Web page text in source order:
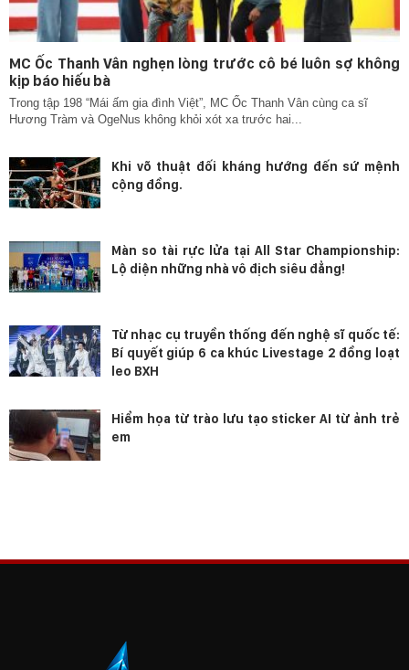
MC Ốc Thanh Vân nghẹn lòng trước cô bé luôn sợ không
kịp báo hiếu bà
Trong tập 198 “Mái ấm gia đình Việt”, MC Ốc Thanh Vân cùng ca sĩ
Hương Tràm và OgeNus không khỏi xót xa trước hai...
Khi võ thuật đối kháng hướng đến sứ mệnh
cộng đồng.
Màn so tài rực lửa tại All Star Championship:
Lộ diện những nhà vô địch siêu đẳng!
Từ nhạc cụ truyền thống đến nghệ sĩ quốc tế:
Bí quyết giúp 6 ca khúc Livestage 2 đồng loạt
leo BXH
Hiểm họa từ trào lưu tạo sticker AI từ ảnh trẻ
em